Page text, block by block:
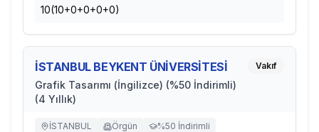
10(10+0+0+0+0)
İSTANBUL BEYKENT ÜNİVERSİTESİ
Grafik Tasarımı (İngilizce) (%50 İndirimli)
(4 Yıllık)
Vakıf
İSTANBUL Örgün %50 İndirimli